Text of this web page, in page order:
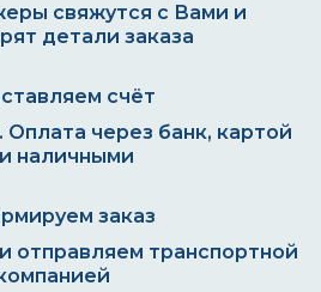
свяжутся с Вами и
детали заказа
через банк, картой
наличными
отправляем транспортной